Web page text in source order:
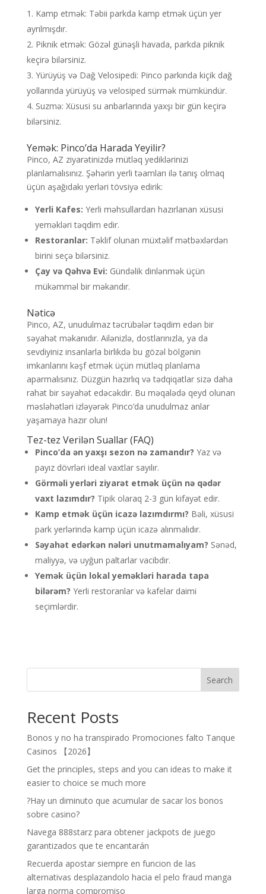
Kamp etmək: Təbii parkda kamp etmək üçün yer
ayrılmışdır.
Piknik etmək: Gözəl günəşli havada, parkda piknik
keçirə bilərsiniz.
Yürüyüş və Dağ Velosipedi: Pinco parkında kiçik dağ
yollarında yürüyüş və velosiped sürmək mümkündür.
Suzmə: Xüsusi su anbarlarında yaxşı bir gün keçirə
bilərsiniz.
Yemək: Pinco’da Harada Yeyilir?
Pinco, AZ ziyarətinizdə mütləq yediklərinizi
planlamalısınız. Şəhərin yerli təamları ilə tanış olmaq
üçün aşağıdakı yerləri tövsiyə edirik:
Yerli Kafes: Yerli məhsullardan hazırlanan xüsusi
yeməkləri təqdim edir.
Restoranlar: Təklif olunan müxtəlif mətbəxlərdən
birini seçə bilərsiniz.
Çay və Qəhvə Evi: Gündəlik dinlənmək üçün
mükəmməl bir məkandır.
Nəticə
Pinco, AZ, unudulmaz təcrübələr təqdim edən bir
səyahət məkanıdır. Ailənizlə, dostlarınızla, ya da
sevdiyiniz insanlarla birlikdə bu gözəl bölgənin
imkanlarını kəşf etmək üçün mütləq planlama
aparmalısınız. Düzgün hazırlıq və tədqiqatlar sizə daha
rahat bir səyahət edəcəkdir. Bu məqalədə qeyd olunan
məsləhətləri izləyərək Pinco’da unudulmaz anlar
yaşamaya hazır olun!
Tez-tez Verilən Suallar (FAQ)
Pinco’da ən yaxşı sezon nə zamandır? Yaz və
payız dövrləri ideal vaxtlar sayılır.
Görməli yerləri ziyarət etmək üçün nə qədər
vaxt lazımdır? Tipik olaraq 2-3 gün kifayət edir.
Kamp etmək üçün icazə lazımdırmı? Bəli, xüsusi
park yerlərində kamp üçün icazə alınmalıdır.
Səyahət edərkən nələri unutmamalıyam? Sənəd,
maliyyə, və uyğun paltarlar vacibdir.
Yemək üçün lokal yeməkləri harada tapa
bilərəm? Yerli restoranlar və kafelar daimi
seçimlərdir.
Search
Recent Posts
Bonos y no ha transpirado Promociones falto Tanque
Casinos 【2026】
Get the principles, steps and you can ideas to make it
easier to choice se much more
?Hay un diminuto que acumular de sacar los bonos
sobre casino?
Navega 888starz para obtener jackpots de juego
garantizados que te encantarán
Recuerda apostar siempre en funcion de las
alternativas desplazandolo hacia el pelo fraud manga
larga norma compromiso